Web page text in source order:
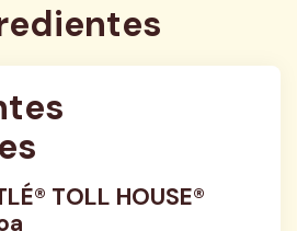
TOLL HOUSE®